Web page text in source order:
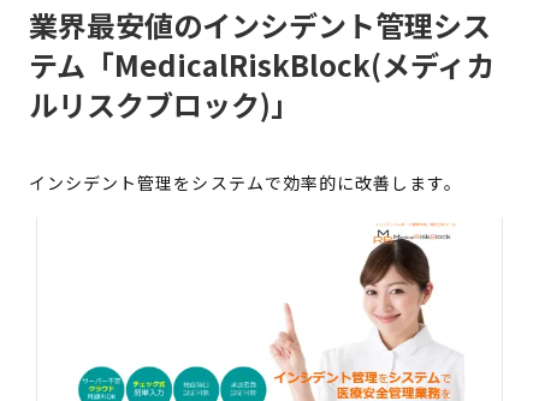
業界最安値のインシデント管理シス
テム「MedicalRiskBlock(メディカ
ルリスクブロック)」
インシデント管理をシステムで効率的に改善します。